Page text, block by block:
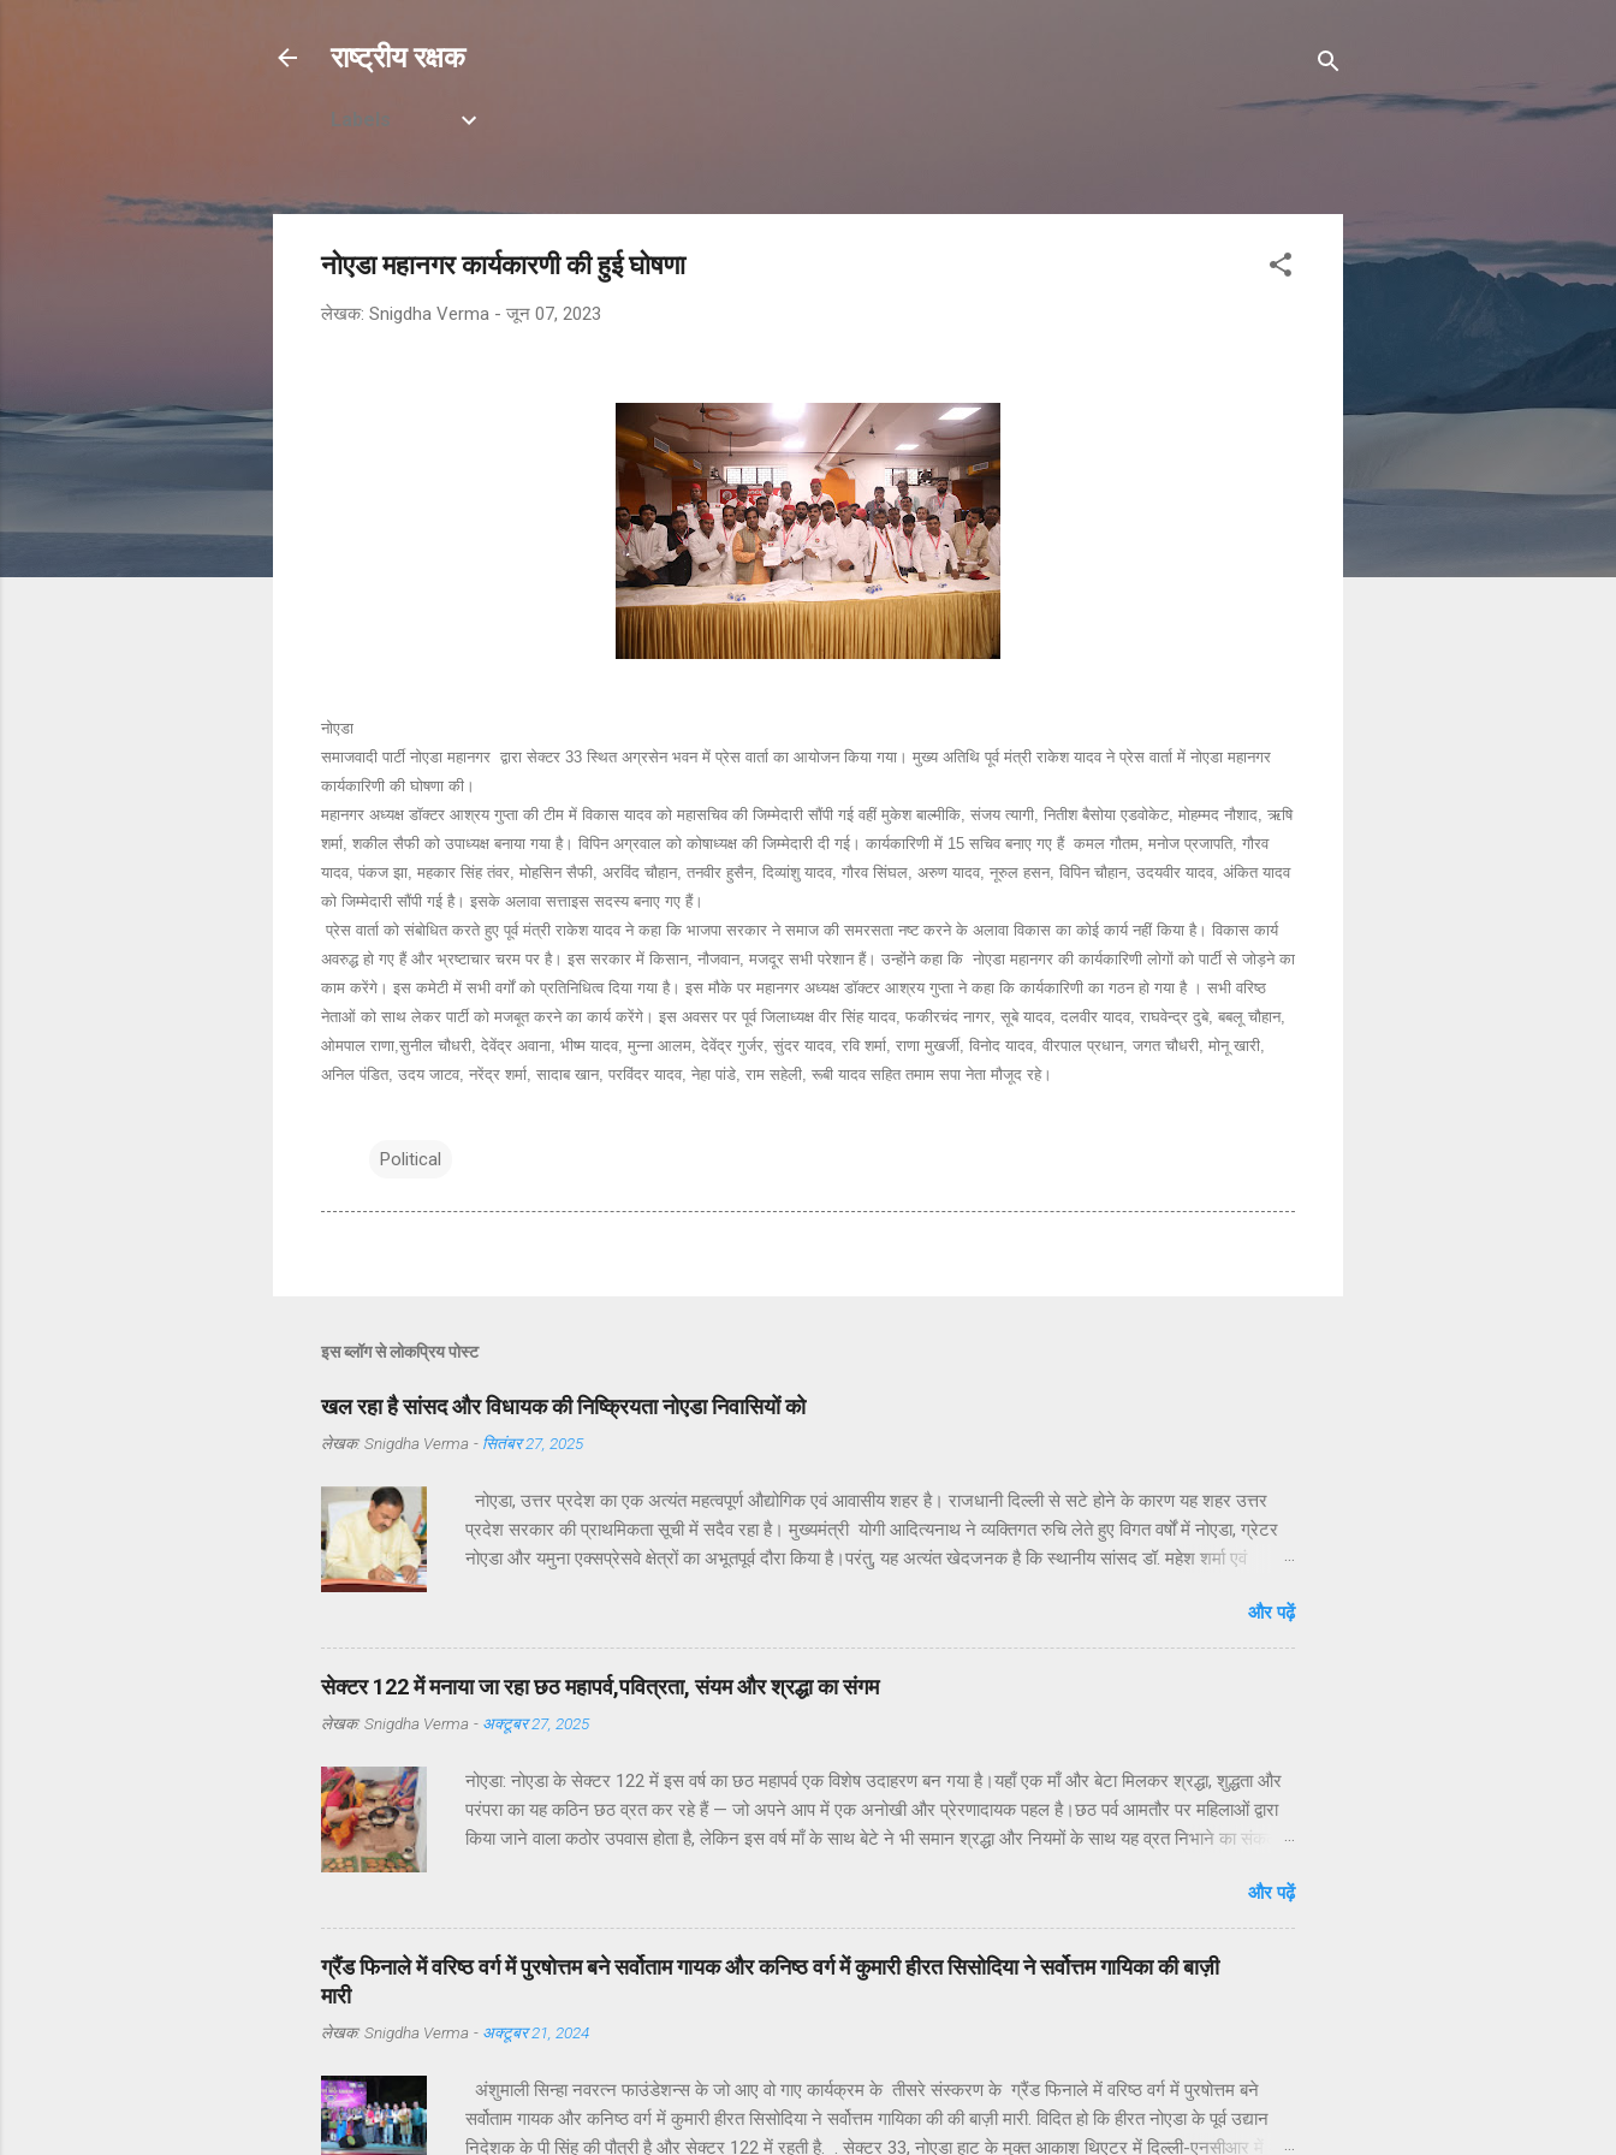
राष्ट्रीय रक्षक
Labels
नोएडा महानगर कार्यकारणी की हुई घोषणा
लेखक: Snigdha Verma - जून 07, 2023
नोएडा
समाजवादी पार्टी नोएडा महानगर द्वारा सेक्टर 33 स्थित अग्रसेन भवन में प्रेस वार्ता का आयोजन किया गया। मुख्य अतिथि पूर्व मंत्री राकेश यादव ने प्रेस वार्ता में नोएडा महानगर
कार्यकारिणी की घोषणा की।
महानगर अध्यक्ष डॉक्टर आश्रय गुप्ता की टीम में विकास यादव को महासचिव की जिम्मेदारी सौंपी गई वहीं मुकेश बाल्मीकि, संजय त्यागी, नितीश बैसोया एडवोकेट, मोहम्मद नौशाद, ऋषि
शर्मा, शकील सैफी को उपाध्यक्ष बनाया गया है। विपिन अग्रवाल को कोषाध्यक्ष की जिम्मेदारी दी गई। कार्यकारिणी में 15 सचिव बनाए गए हैं कमल गौतम, मनोज प्रजापति, गौरव
यादव, पंकज झा, महकार सिंह तंवर, मोहसिन सैफी, अरविंद चौहान, तनवीर हुसैन, दिव्यांशु यादव, गौरव सिंघल, अरुण यादव, नूरुल हसन, विपिन चौहान, उदयवीर यादव, अंकित यादव
को जिम्मेदारी सौंपी गई है। इसके अलावा सत्ताइस सदस्य बनाए गए हैं।
प्रेस वार्ता को संबोधित करते हुए पूर्व मंत्री राकेश यादव ने कहा कि भाजपा सरकार ने समाज की समरसता नष्ट करने के अलावा विकास का कोई कार्य नहीं किया है। विकास कार्य
अवरुद्ध हो गए हैं और भ्रष्टाचार चरम पर है। इस सरकार में किसान, नौजवान, मजदूर सभी परेशान हैं। उन्होंने कहा कि नोएडा महानगर की कार्यकारिणी लोगों को पार्टी से जोड़ने का
काम करेंगे। इस कमेटी में सभी वर्गों को प्रतिनिधित्व दिया गया है। इस मौके पर महानगर अध्यक्ष डॉक्टर आश्रय गुप्ता ने कहा कि कार्यकारिणी का गठन हो गया है । सभी वरिष्ठ
नेताओं को साथ लेकर पार्टी को मजबूत करने का कार्य करेंगे। इस अवसर पर पूर्व जिलाध्यक्ष वीर सिंह यादव, फकीरचंद नागर, सूबे यादव, दलवीर यादव, राघवेन्द्र दुबे, बबलू चौहान,
ओमपाल राणा,सुनील चौधरी, देवेंद्र अवाना, भीष्म यादव, मुन्ना आलम, देवेंद्र गुर्जर, सुंदर यादव, रवि शर्मा, राणा मुखर्जी, विनोद यादव, वीरपाल प्रधान, जगत चौधरी, मोनू खारी,
अनिल पंडित, उदय जाटव, नरेंद्र शर्मा, सादाब खान, परविंदर यादव, नेहा पांडे, राम सहेली, रूबी यादव सहित तमाम सपा नेता मौजूद रहे।
Political
इस ब्लॉग से लोकप्रिय पोस्ट
खल रहा है सांसद और विधायक की निष्क्रियता नोएडा निवासियों को
लेखक: Snigdha Verma - सितंबर 27, 2025
नोएडा, उत्तर प्रदेश का एक अत्यंत महत्वपूर्ण औद्योगिक एवं आवासीय शहर है। राजधानी दिल्ली से सटे होने के कारण यह शहर उत्तर
प्रदेश सरकार की प्राथमिकता सूची में सदैव रहा है। मुख्यमंत्री योगी आदित्यनाथ ने व्यक्तिगत रुचि लेते हुए विगत वर्षों में नोएडा, ग्रेटर
नोएडा और यमुना एक्सप्रेसवे क्षेत्रों का अभूतपूर्व दौरा किया है।परंतु, यह अत्यंत खेदजनक है कि स्थानीय सांसद डॉ. महेश शर्मा एवं
समस्याएँ उठाने के बावजूद ठोस कार्यवाही नहीं हो रही है। यह कहना है नोएडा के विभिन्न सेक्टरों के निवासियों का. आवासीय कल्याण संगठन
सेक्टर 122 के अध्यक्ष डॉ उमेश शर्मा ने नोएडा की प्रमुख समस्याओं के हल न होने के कारण जनप्रतिनिधियों की निष्क्रियता बताया है.
उनके अनुसार सांसद और विधायक को बार-बार अवगत कराने पर भी समस्याओं का समाधान नहीं हो रहा. जन प्रतिनिधियों का क्षेत्रीय
दौरों की संख्या अत्यंत सीमित है।नागरिकों की शिकायतें केवल “कागज़ों में” दर्ज हो रही हैं, ज़मीनी क...
और पढ़ें
सेक्टर 122 में मनाया जा रहा छठ महापर्व,पवित्रता, संयम और श्रद्धा का संगम
लेखक: Snigdha Verma - अक्टूबर 27, 2025
नोएडा: नोएडा के सेक्टर 122 में इस वर्ष का छठ महापर्व एक विशेष उदाहरण बन गया है।यहाँ एक माँ और बेटा मिलकर श्रद्धा, शुद्धता और
परंपरा का यह कठिन छठ व्रत कर रहे हैं — जो अपने आप में एक अनोखी और प्रेरणादायक पहल है।छठ पर्व आमतौर पर महिलाओं द्वारा
किया जाने वाला कठोर उपवास होता है, लेकिन इस वर्ष माँ के साथ बेटे ने भी समान श्रद्धा और नियमों के साथ यह व्रत निभाने का संकल्प
संस्कृत के “षष्ठी” से बना है, जिसका अर्थ होता है छठा दिन।यह पर्व कार्तिक मास के शुक्ल पक्ष की षष्ठी तिथि को मनाया जाता है।छठ व्रत
में सूर्य देव की उपासना की जाती है क्योंकि सूर्य जीवन, ऊर्जा, स्वास्थ्य और समृद्धि के प्रतीक हैं।इस दिन सूर्य की दोनों अवस्थाओं — डूबते
सूर्य और उगते सूर्य — की पूजा की जाती है। उन्होंने बताया कि यह व्रत स्त्री और पुरुष दोनों कर सकते हैं, लेकिन इसे बहुत कठिन और
पवित्र माना जाता है, क्योंकि इसमें चार दिनों तक शुद्धता, आत्मसंयम और निर्जला उपवास रखा जाता है। *महापर्व छठ के 4 दिन का ...
और पढ़ें
ग्रैंड फिनाले में वरिष्ठ वर्ग में पुरषोत्तम बने सर्वोताम गायक और कनिष्ठ वर्ग में कुमारी हीरत सिसोदिया ने सर्वोत्तम गायिका की बाज़ी
मारी
लेखक: Snigdha Verma - अक्टूबर 21, 2024
अंशुमाली सिन्हा नवरत्न फाउंडेशन्स के जो आए वो गाए कार्यक्रम के तीसरे संस्करण के ग्रैंड फिनाले में वरिष्ठ वर्ग में पुरषोत्तम बने
सर्वोताम गायक और कनिष्ठ वर्ग में कुमारी हीरत सिसोदिया ने सर्वोत्तम गायिका की की बाज़ी मारी. विदित हो कि हीरत नोएडा के पूर्व उद्यान
निदेशक के पी सिंह की पौत्री है और सेक्टर 122 में रहती है. . सेक्टर 33, नोएडा हाट के मुक्त आकाश थिएटर में दिल्ली-एनसीआर में अब